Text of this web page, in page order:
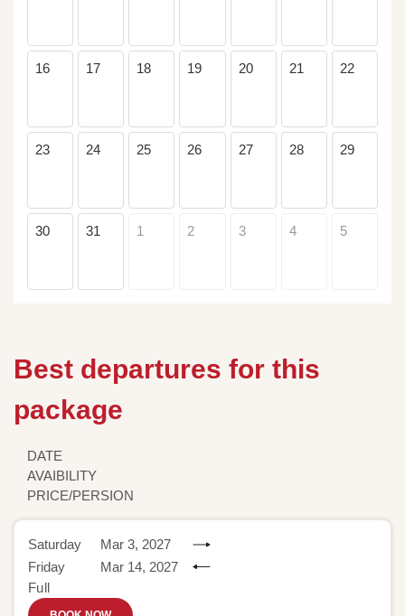
16 17 18 19 20 21 22
23 24 25 26 27 28 29
30 31 1 2 3 4 5
Best departures for this
package
DATE
AVAIBILITY
PRICE/PERSION
Saturday
Mar 3, 2027
Friday
Mar 14, 2027
Full